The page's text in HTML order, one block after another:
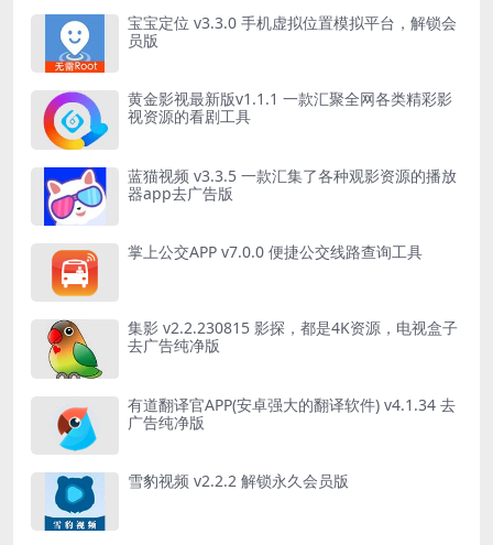
宝宝定位 v3.3.0 手机虚拟位置模拟平台，解锁会
员版
黄金影视最新版v1.1.1 一款汇聚全网各类精彩影
视资源的看剧工具
蓝猫视频 v3.3.5 一款汇集了各种观影资源的播放
器app去广告版
掌上公交APP v7.0.0 便捷公交线路查询工具
集影 v2.2.230815 影探，都是4K资源，电视盒子
去广告纯净版
有道翻译官APP(安卓强大的翻译软件) v4.1.34 去
广告纯净版
雪豹视频 v2.2.2 解锁永久会员版